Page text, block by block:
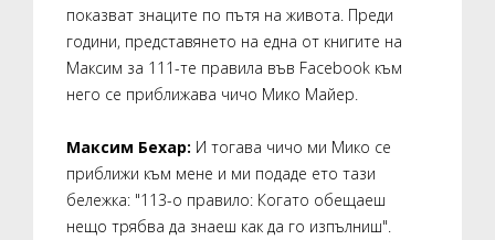
показват знаците по пътя на живота. Преди
години, представянето на една от книгите на
Максим за 111-те правила във Facebook към
него се приближава чичо Мико Майер.
Максим Бехар: И тогава чичо ми Мико се
приближи към мене и ми подаде ето тази
бележка: "113-о правило: Когато обещаеш
нещо трябва да знаеш как да го изпълниш".